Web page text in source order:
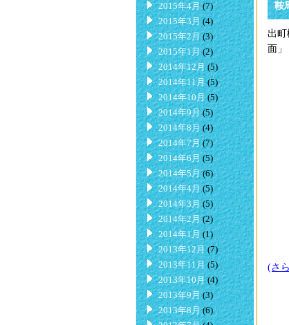
2015年4月(7)
2015年3月 (4)
2015年2月(3)
2015年1月(2)
2014年12月(5)
2014年11月(5)
2014年10月 (5)
2014年9月(5)
2014年8月 (4)
2014年7月 (7)
2014年6月(5)
2014年5月(6)
2014年4月(5)
2014年3月 (5)
2014年2月 (2)
2014年1月 (1)
2013年12月(7)
2013年11月(5)
2013年10月(4)
2013年9月(3)
2013年8月 (6)
鞍
出町
面」
(さ